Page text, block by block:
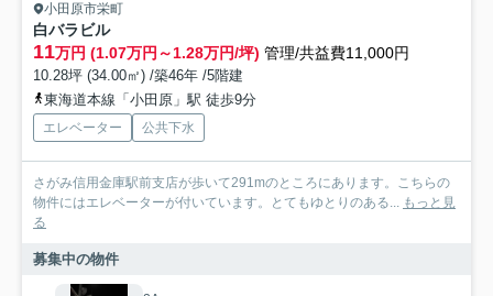
小田原市栄町
白バラビル
11万円 (1.07万円～1.28万円/坪) 管理/共益費11,000円
10.28坪 (34.00㎡) /築46年 /5階建
東海道本線「小田原」駅 徒歩9分
エレベーター 公共下水
さがみ信用金庫駅前支店が歩いて291mのところにあります。こちらの
物件にはエレベーターが付いています。とてもゆとりのある... もっと見
る
募集中の物件